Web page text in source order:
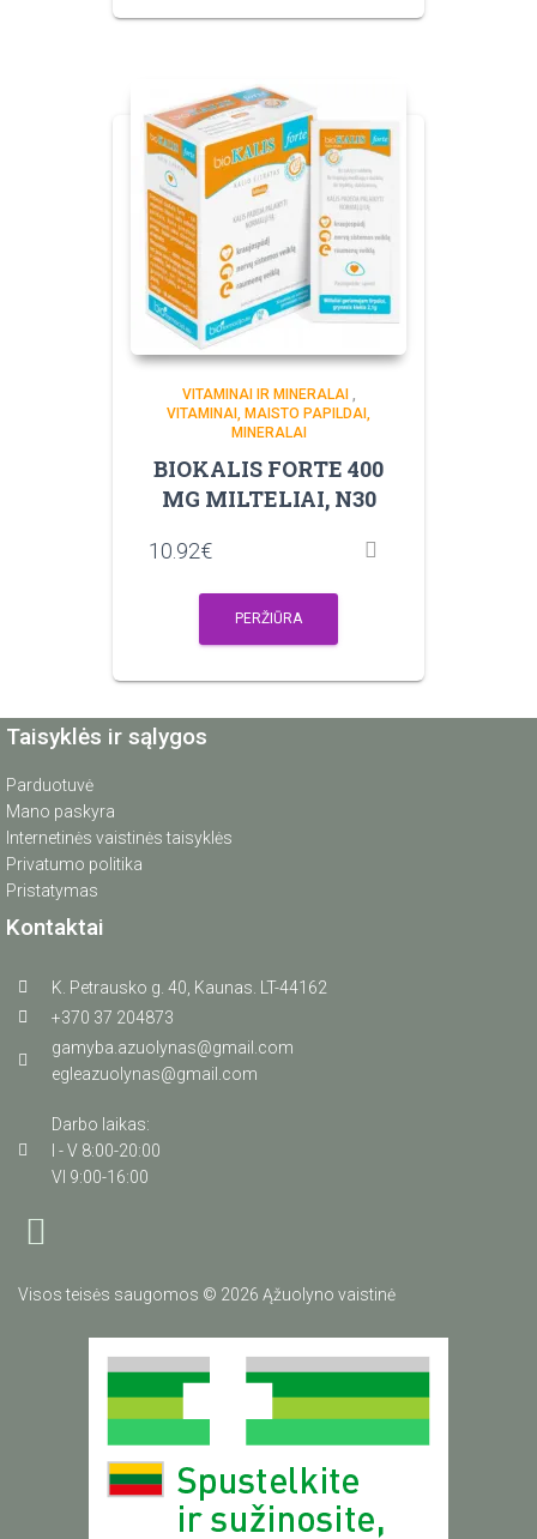
VITAMINAI IR MINERALAI,
VITAMINAI, MAISTO PAPILDAI,
MINERALAI
BIOKALIS FORTE 400
MG MILTELIAI, N30
10.92€
PERŽIŪRA
Taisyklės ir sąlygos
Parduotuvė
Mano paskyra
Internetinės vaistinės taisyklės
Privatumo politika
Pristatymas
Kontaktai
K. Petrausko g. 40, Kaunas. LT-44162
+370 37 204873
gamyba.azuolynas@gmail.com
egleazuolynas@gmail.com
Darbo laikas:
I - V 8:00-20:00
VI 9:00-16:00
Visos teisės saugomos © 2026 Ąžuolyno vaistinė